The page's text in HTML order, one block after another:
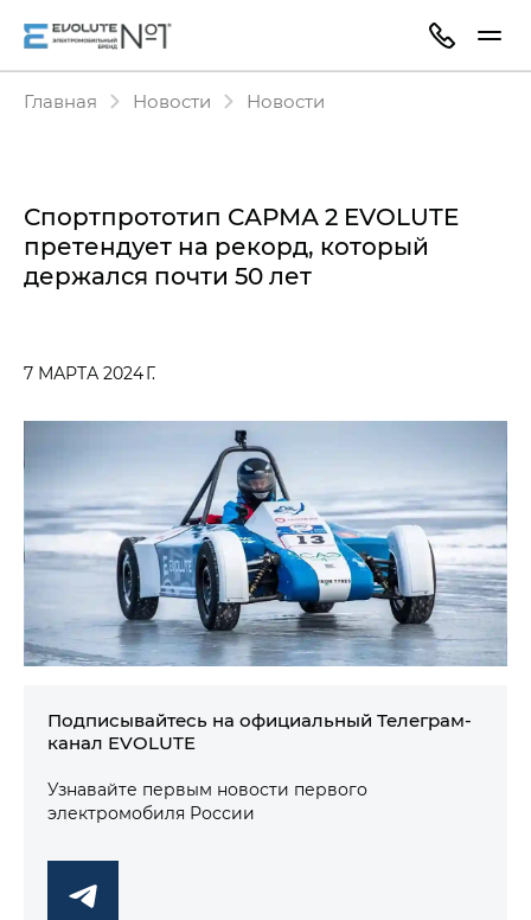
Главная Новости Новости
Спортпрототип САРМА 2 EVOLUTE
претендует на рекорд, который
держался почти 50 лет
7 МАРТА 2024 Г.
Подписывайтесь на официальный Телеграм-
канал EVOLUTE
Узнавайте первым новости первого
электромобиля России